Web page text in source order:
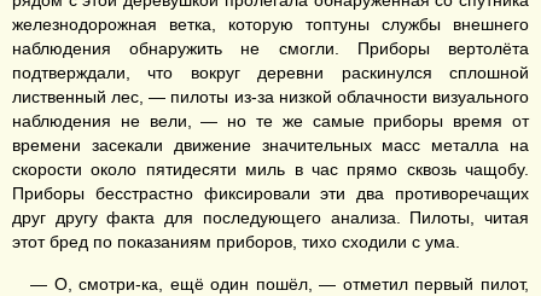
железнодорожная ветка, которую топтуны службы внешнего
наблюдения обнаружить не смогли. Приборы вертолёта
подтверждали, что вокруг деревни раскинулся сплошной
лиственный лес, — пилоты из-за низкой облачности визуального
наблюдения не вели, — но те же самые приборы время от
времени засекали движение значительных масс металла на
скорости около пятидесяти миль в час прямо сквозь чащобу.
Приборы бесстрастно фиксировали эти два противоречащих
друг другу факта для последующего анализа. Пилоты, читая
этот бред по показаниям приборов, тихо сходили с ума.
— О, смотри-ка, ещё один пошёл, — отметил первый пилот,